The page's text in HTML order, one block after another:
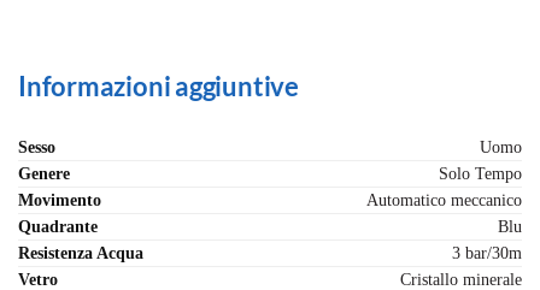
Informazioni aggiuntive
Sesso
Uomo
Genere
Solo Tempo
Movimento
Automatico meccanico
Quadrante
Blu
Resistenza Acqua
3 bar/30m
Vetro
Cristallo minerale